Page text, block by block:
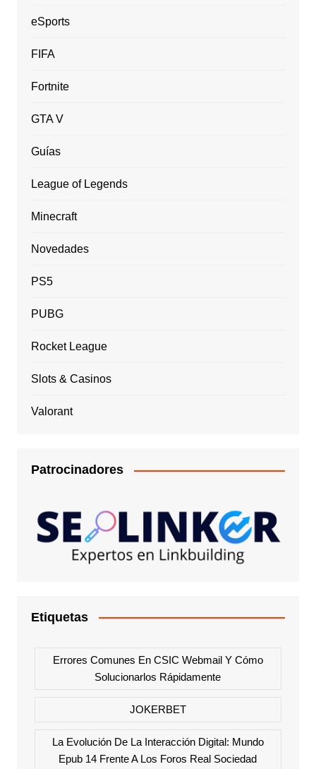
eSports
FIFA
Fortnite
GTA V
Guías
League of Legends
Minecraft
Novedades
PS5
PUBG
Rocket League
Slots & Casinos
Valorant
Patrocinadores
Etiquetas
Errores Comunes En CSIC Webmail Y Cómo
Solucionarlos Rápidamente
JOKERBET
La Evolución De La Interacción Digital: Mundo
Epub 14 Frente A Los Foros Real Sociedad